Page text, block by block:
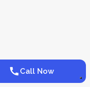
Call Now